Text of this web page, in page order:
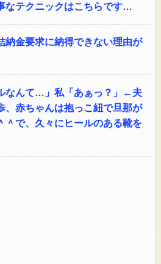
なテクニックはこちらです…
納金要求に納得できない理由が
なんて…」私「あぁっ？」←夫
、赤ちゃんは抱っこ紐で旦那が
＾で、久々にヒールのある靴を